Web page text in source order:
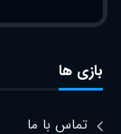
بازی ها
تماس با ما